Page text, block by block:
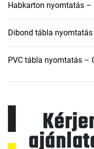
Habkarton nyomtatás –
Dibond tábla
PVC tábla nyomtatás –